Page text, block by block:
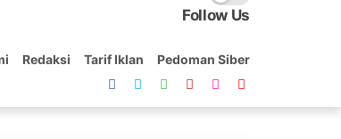
Follow Us
Redaksi Tarif Iklan Pedoman Siber